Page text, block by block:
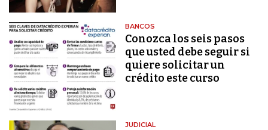
BANCOS
Conozca los seis pasos
que usted debe seguir si
quiere solicitar un
crédito este curso
JUDICIAL